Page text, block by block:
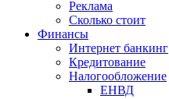
Реклама
Сколько стоит
Финансы
Интернет банкинг
Кредитование
Налогообложение
ЕНВД